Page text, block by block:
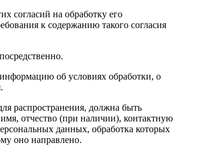
согласий на обработку его
к содержанию такого согласия
информацию об условиях обработки, о
распространения, должна быть
отчество (при наличии), контактную
данных, обработка которых
оно направлено.